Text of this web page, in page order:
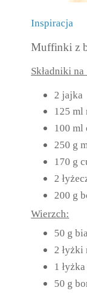
Inspiracja
Muffinki z
Składniki
2 jajka
125 ml
100 ml
250 g
170 g
2
200 g
Wierzch:
50 g
2 łyżki
1
50 g